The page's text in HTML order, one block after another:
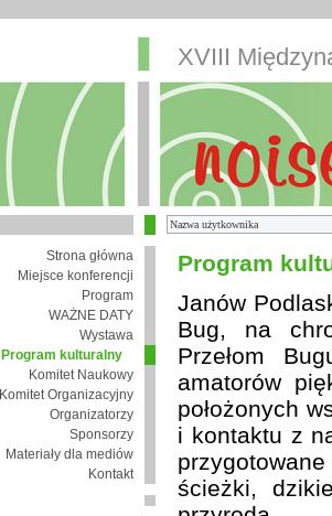
XVIII
Strona główna
Miejsce konferencji
Program
WAŻNE DATY
Wystawa
Program kulturalny
Komitet Naukowy
Komitet Organizacyjny
Organizatorzy
Sponsorzy
Materiały dla mediów
Kontakt
Program
Janów
Bug, na
Przełom
amatorów
położonych
i kontaktu z
ścieżki,